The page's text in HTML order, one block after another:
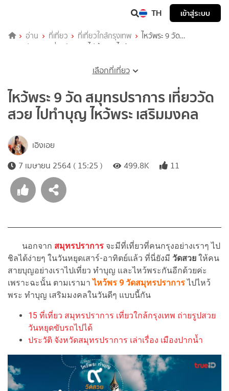
TH เข้าสู่ระบบ
อ่าน ที่เที่ยว ที่เที่ยวใกล้กรุงเทพ
ไหว้พระ 9 วัด
สมุทรปราการ เที่ยววัดสวย ไปทำบุญ ไหว้พระ เสริมมงคล
เลือกที่เที่ยว
ไหว้พระ 9 วัด สมุทรปราการ เที่ยววัด
สวย ไปทำบุญ ไหว้พระ เสริมมงคล
เอิงเอย
7 เมษายน 2564 ( 15:25 )
499.8K 11
นอกจาก สมุทรปราการ จะมีที่เที่ยวที่คนกรุงอย่างเราๆ ไป
ชิลได้ง่ายๆ ในวันหยุดเสาร์-อาทิตย์แล้ว ที่นี่ยังมี วัดสวย ให้คน
สายบุญอย่างเราไปเที่ยว ทำบุญ และไหว้พระกันอีกด้วยค่ะ
เพราะฉะนั้น ตามเรามาไหว้พร 9 วัดสมุทรปราการไปไหว้
พระ ทำบุญ เสริมมงคลในวันดีๆ แบบนี้กัน
15 ที่เที่ยว สมุทรปราการ เที่ยวใกล้กรุงเทพ ถ่ายรูปสวย
วันหยุดขับรถไปได้
ประวัติ จังหวัดสมุทรปราการ เล่าเรื่อง เมืองปากน้ำ